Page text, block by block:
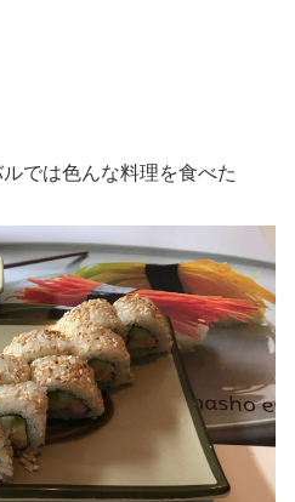
では色んな料理を食べた